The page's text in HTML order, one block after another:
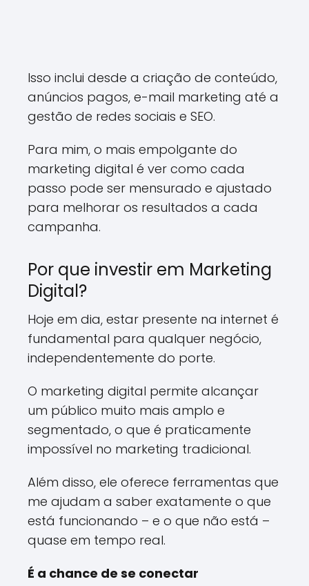
Isso inclui desde a criação de conteúdo,
anúncios pagos, e-mail marketing até a
gestão de redes sociais e SEO.
Para mim, o mais empolgante do
marketing digital é ver como cada
passo pode ser mensurado e ajustado
para melhorar os resultados a cada
campanha.
Por que investir em Marketing
Digital?
Hoje em dia, estar presente na internet é
fundamental para qualquer negócio,
independentemente do porte.
O marketing digital permite alcançar
um público muito mais amplo e
segmentado, o que é praticamente
impossível no marketing tradicional.
Além disso, ele oferece ferramentas que
me ajudam a saber exatamente o que
está funcionando – e o que não está –
quase em tempo real.
É a chance de se conectar